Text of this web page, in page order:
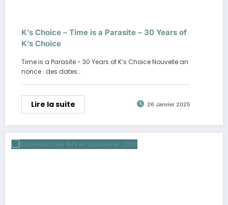
K’s Choice – Time is a Parasite – 30 Years of
K’s Choice
Time is a Parasite - 30 Years of K’s Choice Nouvelle an
nonce : des dates…
Lire la suite 26 Janvier 2025